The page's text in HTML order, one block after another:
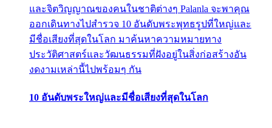
และจิตวิญญาณของคนในชาติต่างๆ Palanla จะพาคุณ
ออกเดินทางไปสำรวจ 10 อันดับพระพุทธรูปที่ใหญ่และ
มีชื่อเสียงที่สุดในโลก มาค้นหาความหมายทาง
ประวัติศาสตร์และวัฒนธรรมที่ฝังอยู่ในสิ่งก่อสร้างอัน
งดงามเหล่านี้ไปพร้อมๆ กัน
10 อันดับพระใหญ่และมีชื่อเสียงที่สุดในโลก